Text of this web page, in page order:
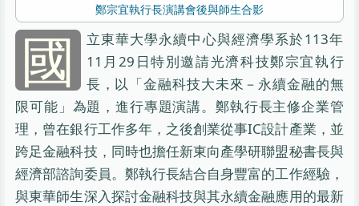
鄭宗宜執行長演講會後與師生合影
國
立東華大學永續中心與經濟學系於113年
11月29日特別邀請光濟科技鄭宗宜執行
長，以「金融科技大未來－永續金融的無
限可能」為題，進行專題演講。鄭執行長主修企業管
理，曾在銀行工作多年，之後創業從事IC設計產業，並
跨足金融科技，同時也擔任新東向產學研聯盟秘書長與
經濟部諮詢委員。鄭執行長結合自身豐富的工作經驗，
與東華師生深入探討金融科技與其永續金融應用的最新